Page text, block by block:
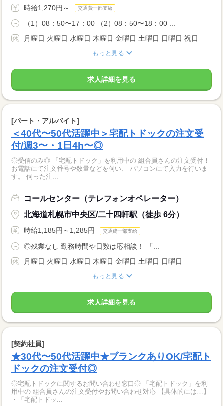
時給1,270円～ 交通費一部支給
（1）08：50〜17：00 （2）08：50〜18：00 ...
月曜日 火曜日 水曜日 木曜日 金曜日 土曜日 日曜日 祝日
もっと見る
求人詳細を見る
[パート・アルバイト]
＜40代〜50代活躍中＞宅配トドックの注文受
付/週3〜・1日4h〜◎
◎受信のみ◎ 「宅配トドック」を利用中の 組合員さんの注文受付！
お電話にて注文番号や数量などを伺い、 パソコンにて入力を行いま
す。 伺った注...
コールセンター（テレフォンオペレーター）
北海道札幌市中央区/二十四軒駅（徒歩 6分）
時給1,185円～1,285円 交通費一部支給
◎残業なし 勤務時間や日数は応相談！ 「...
月曜日 火曜日 水曜日 木曜日 金曜日 土曜日 日曜日
もっと見る
求人詳細を見る
[契約社員]
★30代〜50代活躍中★ブランクありOK/宅配ト
ドックの注文受付◎
◎宅配トドックに関するお問い合わせ窓口◎ 「宅配トドック」を利
用中の 組合員さんの注文受付やお問い合わせ対応 【具体的には…】
・「宅配トドッ...